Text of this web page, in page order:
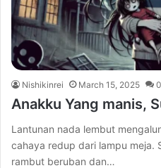
Nishikinrei March 15, 2025 0
Anakku Yang manis,
Lantunan nada lembut
cahaya redup dari lampu meja.
rambut beruban dan…